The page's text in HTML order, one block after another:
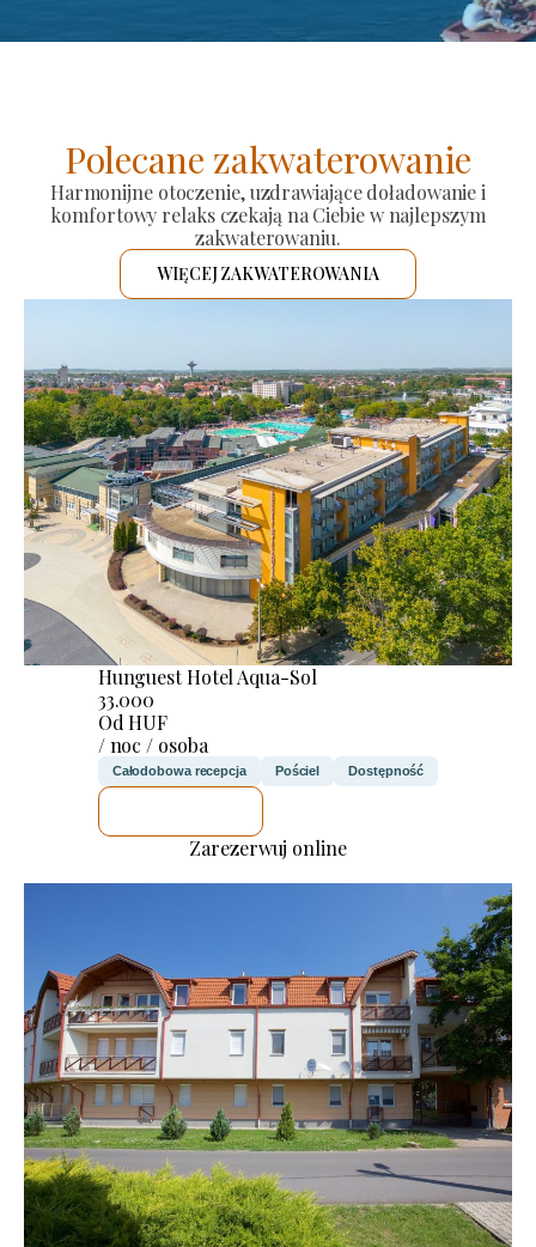
Polecane zakwaterowanie
Harmonijne otoczenie, uzdrawiające doładowanie i
komfortowy relaks czekają na Ciebie w najlepszym
zakwaterowaniu.
WIĘCEJ ZAKWATEROWANIA
Hunguest Hotel Aqua-Sol
33.000
Od HUF
/ noc / osoba
Całodobowa recepcja Pościel Dostępność
Zarezerwuj online